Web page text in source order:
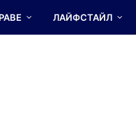
ЛАЙФСТАЙЛ